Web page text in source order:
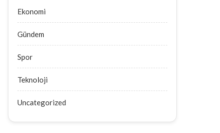
Ekonomi
Gündem
Spor
Teknoloji
Uncategorized